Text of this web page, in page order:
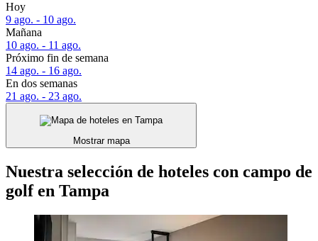
Hoy
9 ago. - 10 ago.
Mañana
10 ago. - 11 ago.
Próximo fin de semana
14 ago. - 16 ago.
En dos semanas
21 ago. - 23 ago.
Mostrar mapa
Nuestra selección de hoteles con campo de
golf en Tampa